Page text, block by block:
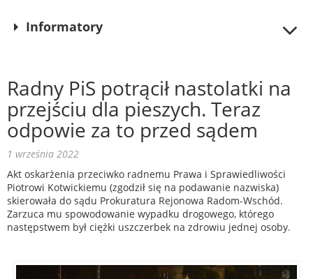
Informatory
Radny PiS potrącił nastolatki na
przejściu dla pieszych. Teraz
odpowie za to przed sądem
1 września 2022
Akt oskarżenia przeciwko radnemu Prawa i Sprawiedliwości
Piotrowi Kotwickiemu (zgodził się na podawanie nazwiska)
skierowała do sądu Prokuratura Rejonowa Radom-Wschód.
Zarzuca mu spowodowanie wypadku drogowego, którego
następstwem był ciężki uszczerbek na zdrowiu jednej osoby.